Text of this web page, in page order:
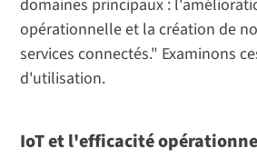
domaines principaux :
opérationnelle et la création de
services connectés." Examinons
d'utilisation.
IoT et l'efficacité